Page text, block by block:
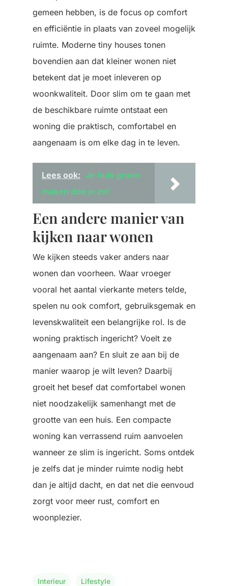
gemeen hebben, is de focus op comfort
en efficiëntie in plaats van zoveel mogelijk
ruimte. Moderne tiny houses tonen
bovendien aan dat kleiner wonen niet
betekent dat je moet inleveren op
woonkwaliteit. Door slim om te gaan met
de beschikbare ruimte ontstaat een
woning die praktisch, comfortabel en
aangenaam is om elke dag in te leven.
Lees ook: Je huis groen
maken doe je zo!
Een andere manier van
kijken naar wonen
We kijken steeds vaker anders naar
wonen dan voorheen. Waar vroeger
vooral het aantal vierkante meters telde,
spelen nu ook comfort, gebruiksgemak en
levenskwaliteit een belangrijke rol. Is de
woning praktisch ingericht? Voelt ze
aangenaam aan? En sluit ze aan bij de
manier waarop je wilt leven? Daarbij
groeit het besef dat comfortabel wonen
niet noodzakelijk samenhangt met de
grootte van een huis. Een compacte
woning kan verrassend ruim aanvoelen
wanneer ze slim is ingericht. Soms ontdek
je zelfs dat je minder ruimte nodig hebt
dan je altijd dacht, en dat net die eenvoud
zorgt voor meer rust, comfort en
woonplezier.
Interieur Lifestyle